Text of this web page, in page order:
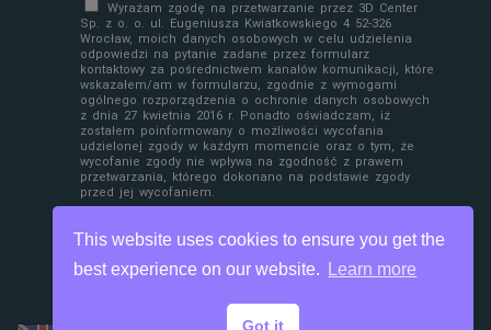
This website uses cookies to ensure you get the
best experience on our website.
Learn more
Got it
Wyrażam zgodę na przetwarzanie przez 3D Center
Sp. z o. o. ul. Eugeniusza Kwiatkowskiego 4 52-326
Wrocław, moich danych osobowych w celu udzielenia
odpowiedzi na pytanie zadane przez formularz
kontaktowy za pośrednictwem kanałów komunikacji, które
wskazałem/am w formularzu, zgodnie z wymogami
ogólnego rozporządzenia o ochronie danych osobowych
z dnia 27 kwietnia 2016 r. Ponadto oświadczam, iż
zostałem poinformowany o możliwości wycofania
udzielonej zgody w każdym momencie oraz o tym, że
wycofanie zgody nie wpływa na zgodność z prawem
przetwarzania, którego dokonano na podstawie zgody
przed jej wycofaniem.